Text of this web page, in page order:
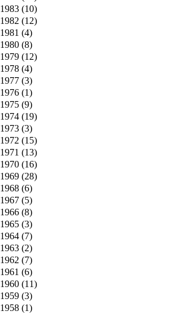
1983 (10)
1982 (12)
1981 (4)
1980 (8)
1979 (12)
1978 (4)
1977 (3)
1976 (1)
1975 (9)
1974 (19)
1973 (3)
1972 (15)
1971 (13)
1970 (16)
1969 (28)
1968 (6)
1967 (5)
1966 (8)
1965 (3)
1964 (7)
1963 (2)
1962 (7)
1961 (6)
1960 (11)
1959 (3)
1958 (1)